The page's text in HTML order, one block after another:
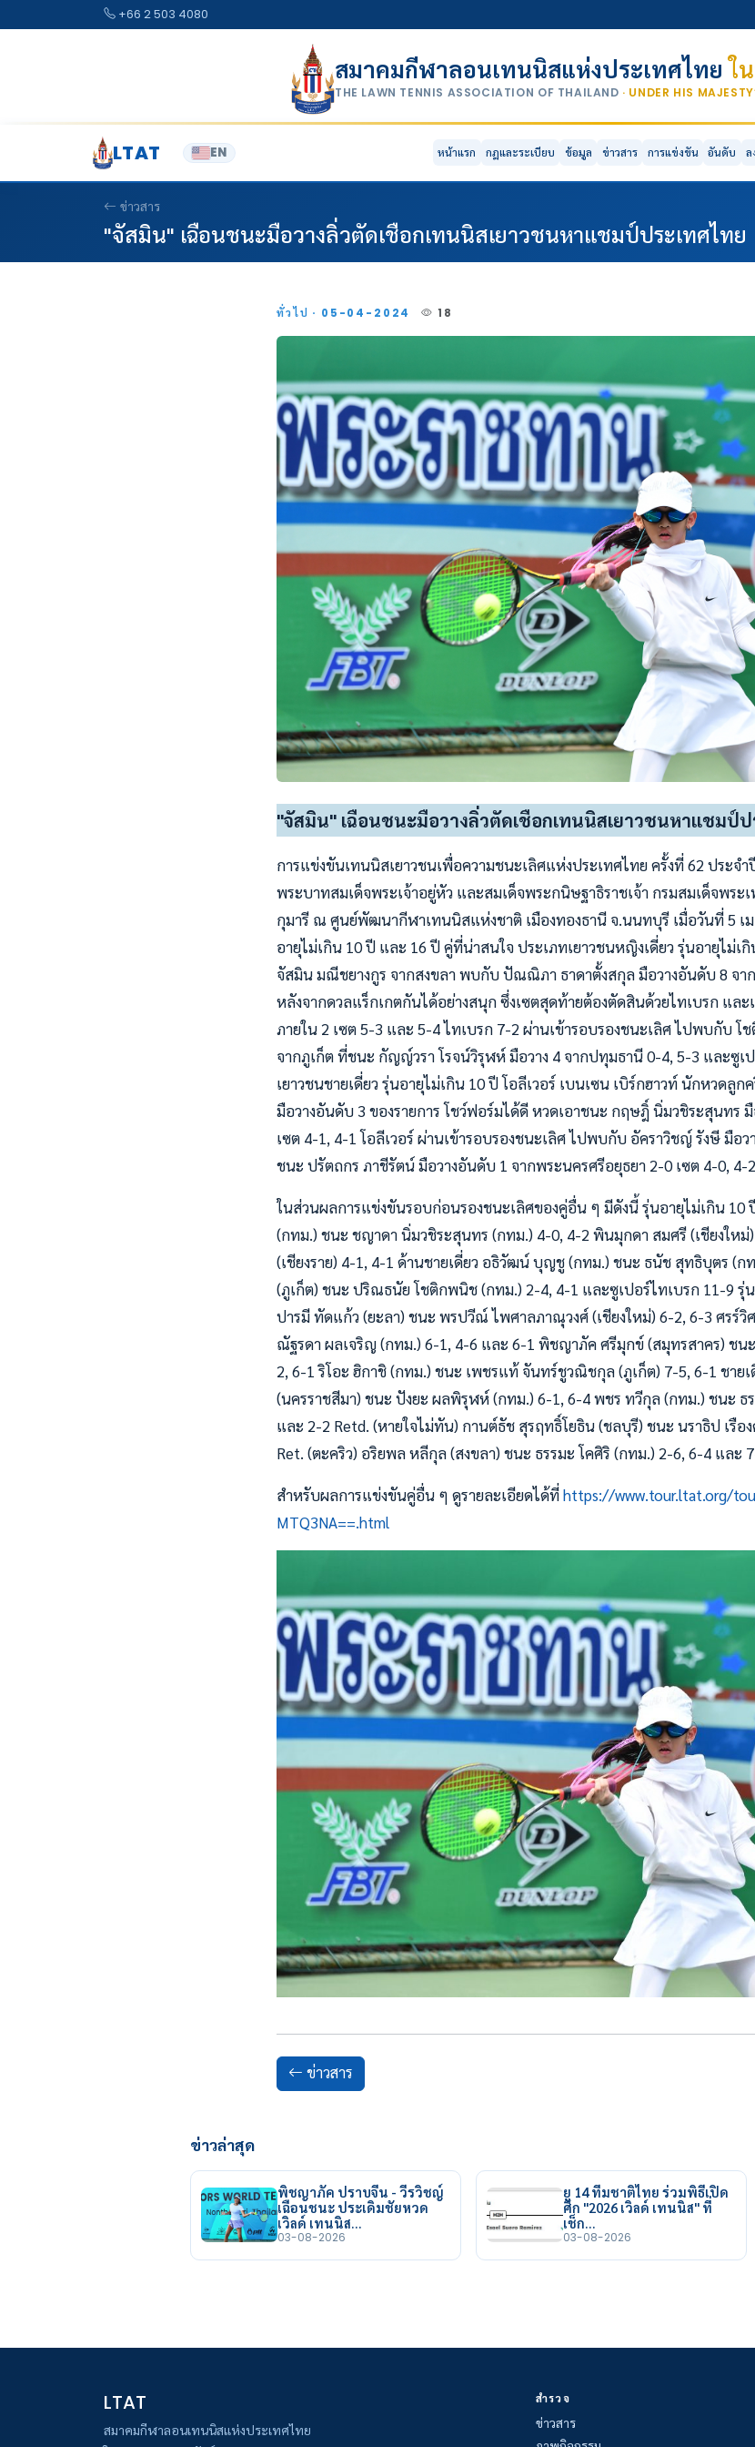
+66 2 503 4080
สมาคมกีฬาลอนเทนนิสแห่งประเทศไทยใ
THE LAWN TENNIS ASSOCIATION OF THAILAND · UNDER HIS
LTAT EN หน้าแรก กฎและระเบียบ ข้อมูล ข่าวสาร การแข่งขัน อันดับ ล
ข่าวสาร
"จัสมิน" เฉือนชนะมือวางลิ่วตัดเชือกเทนนิสเยาวชนหาแชมป์ประเทศไทย
ทั่วไป · 05-04-2024 18
"จัสมิน" เฉือนชนะมือวางลิ่วตัดเชือกเทนนิสเยาวชนหาแชมป์ป
การแข่งขันเทนนิสเยาวชนเพื่อความชนะเลิศแห่งประเทศไทย ครั้งที่ 62 ประจ
พระบาทสมเด็จพระเจ้าอยู่หัว และสมเด็จพระกนิษฐาธิราชเจ้า กรมสมเด็จพระ
กุมารี ณ ศูนย์พัฒนากีฬาเทนนิสแห่งชาติ เมืองทองธานี จ.นนทบุรี เมื่อวันที่ 5 เ
อายุไม่เกิน 10 ปี และ 16 ปี คู่ที่น่าสนใจ ประเภทเยาวชนหญิงเดี่ยว รุ่นอายุไม่เ
จัสมิน มณีชยางกูร จากสงขลา พบกับ ปัณณิภา ธาดาตั้งสกุล มือวางอันดับ 8 จา
หลังจากดวลแร็กเกตกันได้อย่างสนุก ซึ่งเซตสุดท้ายต้องตัดสินด้วยไทเบรก และ
ภายใน 2 เซต 5-3 และ 5-4 ไทเบรก 7-2 ผ่านเข้ารอบรองชนะเลิศ ไปพบกับ โ
จากภูเก็ต ที่ชนะ กัญญ์วรา โรจน์วิรุฬห์ มือวาง 4 จากปทุมธานี 0-4, 5-3 และซูเ
เยาวชนชายเดี่ยว รุ่นอายุไม่เกิน 10 ปี โอลีเวอร์ เบนเซน เบิร์กฮาวท์ นักหวดลู
มือวางอันดับ 3 ของรายการ โชว์ฟอร์มได้ดี หวดเอาชนะ กฤษฎิ์ นิ่มวชิระสุนทร
เซต 4-1, 4-1 โอลีเวอร์ ผ่านเข้ารอบรองชนะเลิศ ไปพบกับ อัคราวิชญ์ รังษี มือ
ชนะ ปรัตถกร ภาชีรัตน์ มือวางอันดับ 1 จากพระนครศรีอยุธยา 2-0 เซต 4-0, 4-2
ในส่วนผลการแข่งขันรอบก่อนรองชนะเลิศของคู่อื่น ๆ มีดังนี้ รุ่นอายุไม่เกิน
(กทม.) ชนะ ชญาดา นิ่มวชิระสุนทร (กทม.) 4-0, 4-2 พินมุกดา สมศรี (เชียงให
(เชียงราย) 4-1, 4-1 ด้านชายเดี่ยว อธิวัฒน์ บุญชู (กทม.) ชนะ ธนัช สุทธิบุตร (ก
(ภูเก็ต) ชนะ ปริณธนัย โชติกพนิช (กทม.) 2-4, 4-1 และซูเปอร์ไทเบรก 11-9 รุ่
ปารมี ทัดแก้ว (ยะลา) ชนะ พรปวีณ์ ไพศาลภาณุวงศ์ (เชียงใหม่) 6-2, 6-3 ศรร์
ณัฐรดา ผลเจริญ (กทม.) 6-1, 4-6 และ 6-1 พิชญาภัค ศรีมุกข์ (สมุทรสาคร) ช
2, 6-1 ริโอะ ฮิกาชิ (กทม.) ชนะ เพชรแท้ จันทร์ชูวณิชกุล (ภูเก็ต) 7-5, 6-1 ชาย
(นครราชสีมา) ชนะ ปังยะ ผลพิรุฬห์ (กทม.) 6-1, 6-4 พชร ทวีกุล (กทม.) ชนะ ธ
และ 2-2 Retd. (หายใจไม่ทัน) กานต์ธัช สุรฤทธิ์โยธิน (ชลบุรี) ชนะ นราธิป เรือ
Ret. (ตะคริว) อริยพล หลีกุล (สงขลา) ชนะ ธรรมะ โคศิริ (กทม.) 2-6, 6-4 และ
สำหรับผลการแข่งขันคู่อื่น ๆ ดูรายละเอียดได้ที่https://www.tour.ltat.org/
MTQ3NA==.html
ข่าวสาร
ข่าวล่าสุด
พิชญาภัค ปราบจีน - วีรวิชญ์
เฉือนชนะ ประเดิมชัยหวด
เวิลด์ เทนนิส…
03-08-2026
ยู 14 ทีมชาติไทย ร่วมพิธีเปิด
ศึก "2026 เวิลด์ เทนนิส" ที่
เช็ก…
03-08-2026
LTAT
สมาคมกีฬาลอนเทนนิสแห่งประเทศไทย
สำรวจ
ข่าวสาร